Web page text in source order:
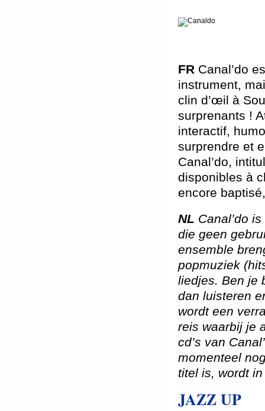
FR Canal’do
instrument,
clin d’œil à
surprenants !
interactif,
surprendre et
Canal’do,
disponibles à
encore
NL Canal’do
die geen
ensemble
popmuziek
liedjes. Ben je
dan luisteren
wordt een
reis waarbij je
cd’s van
momenteel
titel is, wordt
JAZZUP